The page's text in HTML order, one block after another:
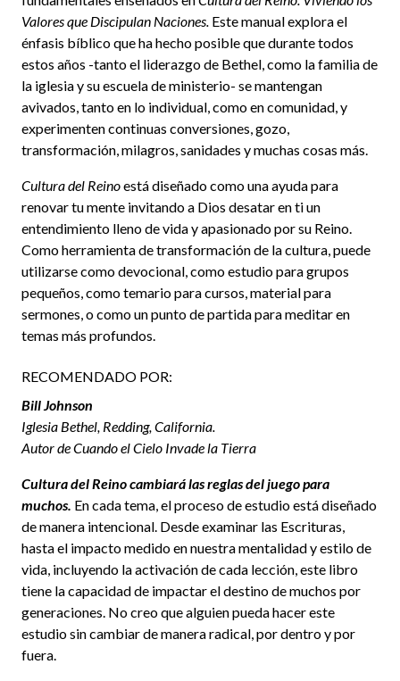
Valores que Discipulan Naciones. Este manual explora el
énfasis bíblico que ha hecho posible que durante todos
estos años -tanto el liderazgo de Bethel, como la familia de
la iglesia y su escuela de ministerio- se mantengan
avivados, tanto en lo individual, como en comunidad, y
experimenten continuas conversiones, gozo,
transformación, milagros, sanidades y muchas cosas más.
Cultura del Reinoestá diseñado como una ayuda para
renovar tu mente invitando a Dios desatar en ti un
entendimiento lleno de vida y apasionado por su Reino.
Como herramienta de transformación de la cultura, puede
utilizarse como devocional, como estudio para grupos
pequeños, como temario para cursos, material para
sermones, o como un punto de partida para meditar en
temas más profundos.
RECOMENDADO POR:
Bill Johnson
Iglesia Bethel, Redding, California.
Autor de Cuando el Cielo Invade la Tierra
Cultura del Reino cambiará las reglas del juego para
muchos. En cada tema, el proceso de estudio está diseñado
de manera intencional. Desde examinar las Escrituras,
hasta el impacto medido en nuestra mentalidad y estilo de
vida, incluyendo la activación de cada lección, este libro
tiene la capacidad de impactar el destino de muchos por
generaciones. No creo que alguien pueda hacer este
estudio sin cambiar de manera radical, por dentro y por
fuera.